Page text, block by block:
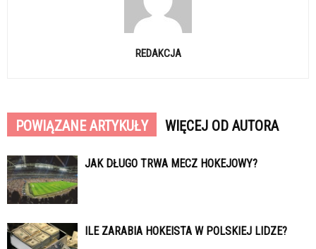
REDAKCJA
POWIĄZANE ARTYKUŁY WIĘCEJ OD AUTORA
JAK DŁUGO TRWA MECZ HOKEJOWY?
ILE ZARABIA HOKEISTA W POLSKIEJ LIDZE?